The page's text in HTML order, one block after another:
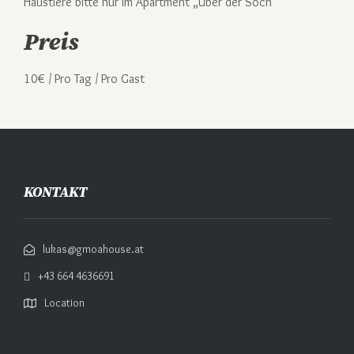
Preis
10€ / Pro Tag / Pro Gast
KONTAKT
lukas@gmoahouse.at
+43 664 4636691
Location